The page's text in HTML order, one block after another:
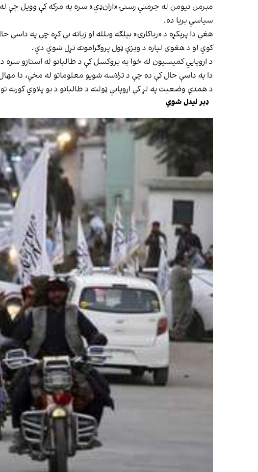
مېرمن نیومن له جرمني رسنۍ «ار‌ان‌ډي» سره په مرکه کې وویل چې
سیاسي بریا ده.
هغې دا پرېکړه د «ریاکارۍ» بېلګه وبلله او زیاته یې کړه چې په
کوي او د هغوی لپاره د ویزې ټول پروګرامونه تړل شوي دي.
د اروپايي کمیسیون له خوا په بروکسل کې د طالبانو له استازو سره
دا په داسې حال کې ده چې د ترلاسه شویو معلوماتو له مخې، دا مهال شاوخوا ۲۲ زره افغان پناه غوښتونکو په اروپا کې د وتلو
د همدې وضعیت په لړ کې اروپايي ټولنه د طالبانو د یو پلاوي
ډېر لیدل شوي